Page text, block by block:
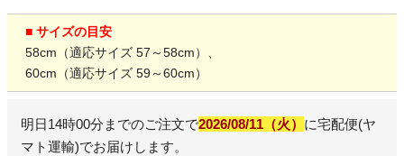
■ サイズの目安
58cm（適応サイズ 57～58cm）、
60cm（適応サイズ 59～60cm）
明日14時00分 までのご注文で2026/08/11（火） に宅配便(ヤ
マト運輸)でお届けします。